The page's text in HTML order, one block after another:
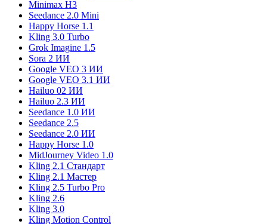
Minimax H3
Seedance 2.0 Mini
Happy Horse 1.1
Kling 3.0 Turbo
Grok Imagine 1.5
Sora 2 ИИ
Google VEO 3 ИИ
Google VEO 3.1 ИИ
Hailuo 02 ИИ
Hailuo 2.3 ИИ
Seedance 1.0 ИИ
Seedance 2.5
Seedance 2.0 ИИ
Happy Horse 1.0
MidJourney Video 1.0
Kling 2.1 Стандарт
Kling 2.1 Мастер
Kling 2.5 Turbo Pro
Kling 2.6
Kling 3.0
Kling Motion Control